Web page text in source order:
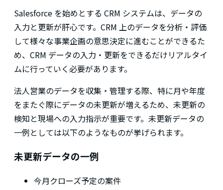
Salesforce を始めとする CRM システムは、データの
入力と更新が肝心です。CRM 上のデータを分析・評価
して様々な事業企画の意思決定に進むことができるた
め、CRM データの入力・更新をできるだけリアルタイ
ムに行っていく必要があります。
法人営業のデータを収集・管理する際、特に月や年度
をまたぐ際にデータの未更新が増えるため、未更新の
検知と現場への入力指示が重要です。未更新データの
一例としては以下のようなものが挙げられます。
未更新データの一例
今月クローズ予定の案件